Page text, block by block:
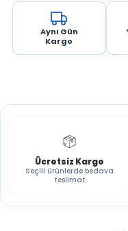
Aynı Gün
Kargo
Ücretsiz Kargo
Seçili ürünlerde bedava
teslimat